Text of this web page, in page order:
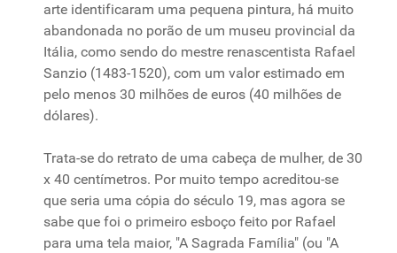
arte identificaram uma pequena pintura, há muito
abandonada no porão de um museu provincial da
Itália, como sendo do mestre renascentista Rafael
Sanzio (1483-1520), com um valor estimado em
pelo menos 30 milhões de euros (40 milhões de
dólares).
Trata-se do retrato de uma cabeça de mulher, de 30
x 40 centímetros. Por muito tempo acreditou-se
que seria uma cópia do século 19, mas agora se
sabe que foi o primeiro esboço feito porRafael
para uma tela maior, "A Sagrada Família" (ou "A